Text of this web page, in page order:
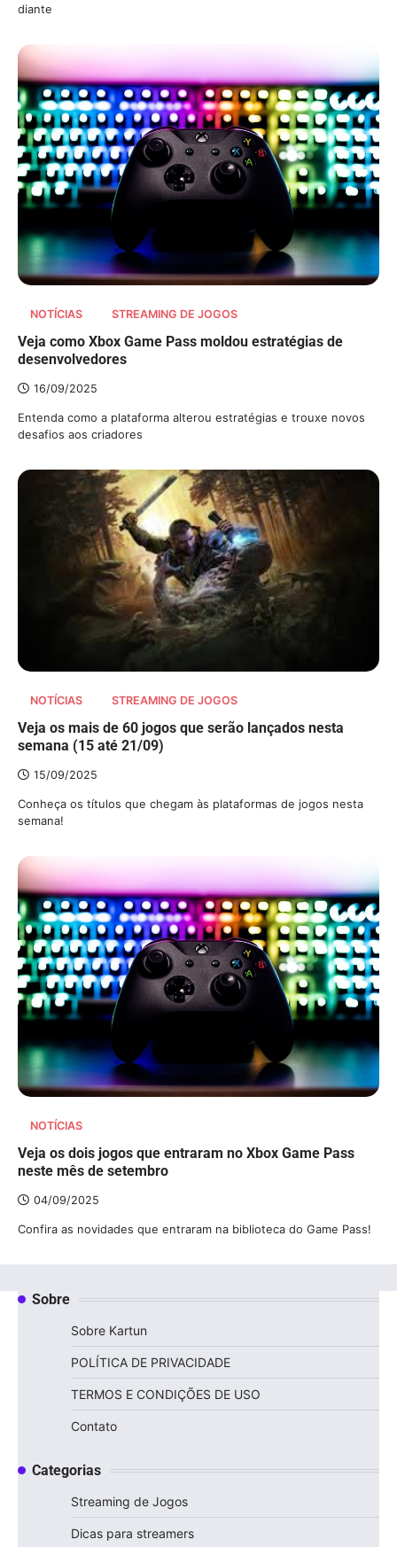
diante
NOTÍCIAS STREAMING DE JOGOS
Veja como Xbox Game Pass moldou estratégias de
desenvolvedores
16/09/2025
Entenda como a plataforma alterou estratégias e trouxe novos
desafios aos criadores
NOTÍCIAS STREAMING DE JOGOS
Veja os mais de 60 jogos que serão lançados nesta
semana (15 até 21/09)
15/09/2025
Conheça os títulos que chegam às plataformas de jogos nesta
semana!
NOTÍCIAS
Veja os dois jogos que entraram no Xbox Game Pass
neste mês de setembro
04/09/2025
Confira as novidades que entraram na biblioteca do Game Pass!
Sobre
Sobre Kartun
POLÍTICA DE PRIVACIDADE
TERMOS E CONDIÇÕES DE USO
Contato
Categorias
Streaming de Jogos
Dicas para streamers